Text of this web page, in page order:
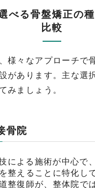
べる骨盤矯正の
比較
様々なアプローチで
があります。主な選
みましょう。
骨院
による施術が中心で
整えることに特化し
整復師が、整体院で